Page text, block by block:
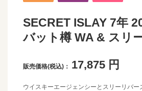
SECRET ISLAY 7年
バット樽 WA & スリ
販売価格(税込)： 17,875 円
ウイスキーエージェンシーとスリーリバー